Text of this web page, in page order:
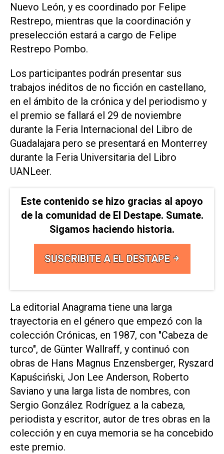
Nuevo León, y es coordinado por Felipe
Restrepo, mientras que la coordinación y
preselección estará a cargo de Felipe
Restrepo Pombo.
Los participantes podrán presentar sus
trabajos inéditos de no ficción en castellano,
en el ámbito de la crónica y del periodismo y
el premio se fallará el 29 de noviembre
durante la Feria Internacional del Libro de
Guadalajara pero se presentará en Monterrey
durante la Feria Universitaria del Libro
UANLeer.
Este contenido se hizo gracias al apoyo
de la comunidad de El Destape. Sumate.
Sigamos haciendo historia.
SUSCRIBITE A EL DESTAPE
La editorial Anagrama tiene una larga
trayectoria en el género que empezó con la
colección Crónicas, en 1987, con "Cabeza de
turco", de Günter Wallraff, y continuó con
obras de Hans Magnus Enzensberger, Ryszard
Kapuściński, Jon Lee Anderson, Roberto
Saviano y una larga lista de nombres, con
Sergio González Rodríguez a la cabeza,
periodista y escritor, autor de tres obras en la
colección y en cuya memoria se ha concebido
este premio.